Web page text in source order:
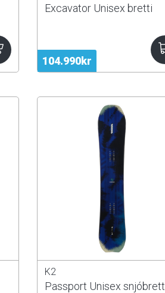
104.990kr
Excavator Unisex bretti
K2
Passport Unisex